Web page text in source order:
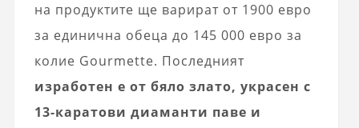
на продуктите ще варират от 1900 евро
за единична обеца до 145 000 евро за
колие Gourmette. Последният
изработен е от бяло злато, украсен с
13-каратови диаманти паве и